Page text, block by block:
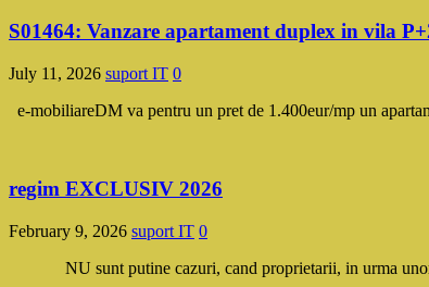
S01464: Vanzare apartament duplex in vila
July 11, 2026 suport IT 0
e-mobiliareDM va pentru un pret de 1.400eur/mp un
regim EXCLUSIV 2026
February 9, 2026 suport IT 0
NU sunt putine cazuri, cand proprietarii, in urma unor